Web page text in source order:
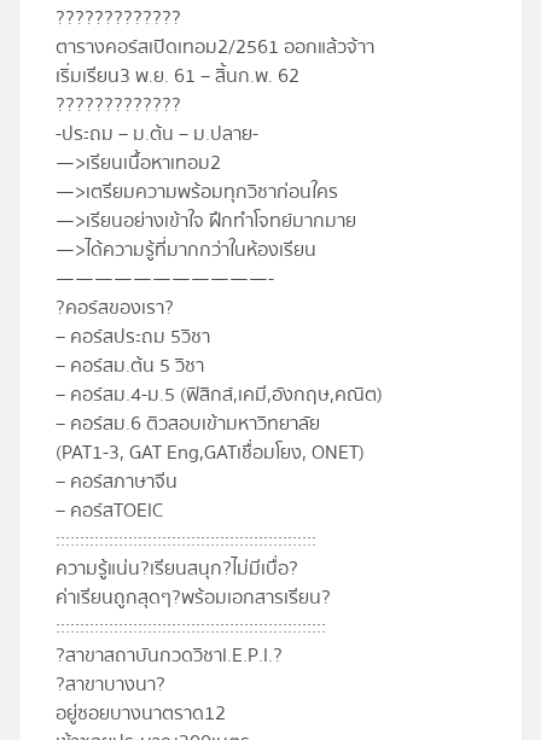
เข้าสู่ระบบ
?????????????
ตารางคอร์สเปิดเทอม2/2561 ออกแล้วจ้าา
เริ่มเรียน3 พ.ย. 61 – สิ้นก.พ. 62
?????????????
-ประถม – ม.ต้น – ม.ปลาย-
—>เรียนเนื้อหาเทอม2
—>เตรียมความพร้อมทุกวิชาก่อนใคร
—>เรียนอย่างเข้าใจ ฝึกทำโจทย์มากมาย
—>ได้ความรู้ที่มากกว่าในห้องเรียน
———————————-
?คอร์สของเรา?
– คอร์สประถม 5วิชา
– คอร์สม.ต้น 5 วิชา
– คอร์สม.4-ม.5 (ฟิสิกส์,เคมี,อังกฤษ,คณิต)
– คอร์สม.6 ติวสอบเข้ามหาวิทยาลัย
(PAT1-3, GAT Eng,GATเชื่อมโยง, ONET)
– คอร์สภาษาจีน
– คอร์สTOEIC
::::::::::::::::::::::::::::::::::::::::::::::::::::::
ความรู้แน่น?เรียนสนุก?ไม่มีเบื่อ?
ค่าเรียนถูกสุดๆ?พร้อมเอกสารเรียน?
::::::::::::::::::::::::::::::::::::::::::::::::::::::::
?สาขาสถาบันกวดวิชาI.E.P.I.?
?สาขาบางนา?
อยู่ซอยบางนาตราด12